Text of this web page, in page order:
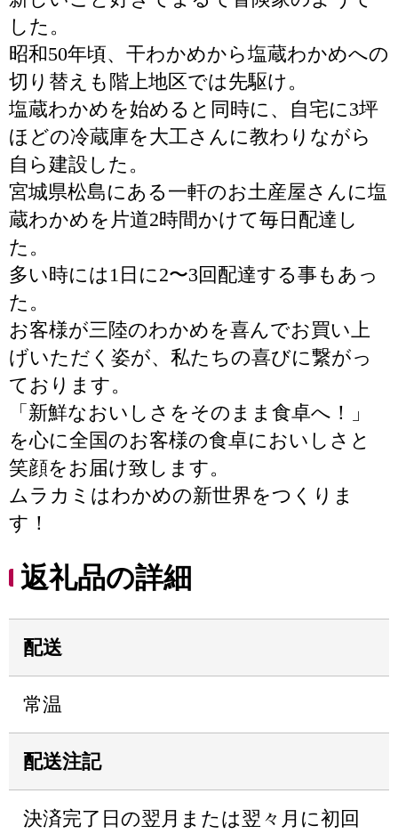
した。
昭和50年頃、干わかめから塩蔵わかめへの
切り替えも階上地区では先駆け。
塩蔵わかめを始めると同時に、自宅に3坪
ほどの冷蔵庫を大工さんに教わりながら
自ら建設した。
宮城県松島にある一軒のお土産屋さんに塩
蔵わかめを片道2時間かけて毎日配達し
た。
多い時には1日に2〜3回配達する事もあっ
た。
お客様が三陸のわかめを喜んでお買い上
げいただく姿が、私たちの喜びに繋がっ
ております。
「新鮮なおいしさをそのまま食卓へ！」
を心に全国のお客様の食卓においしさと
笑顔をお届け致します。
ムラカミはわかめの新世界をつくりま
す！
返礼品の詳細
配送
常温
配送注記
決済完了日の翌月または翌々月に初回